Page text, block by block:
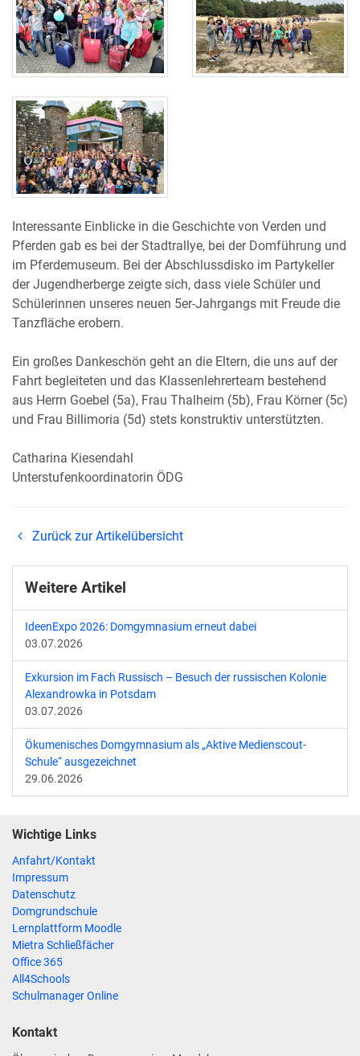
Interessante Einblicke in die Geschichte von Verden und
Pferden gab es bei der Stadtrallye, bei der Domführung und
im Pferdemuseum. Bei der Abschlussdisko im Partykeller
der Jugendherberge zeigte sich, dass viele Schüler und
Schülerinnen unseres neuen 5er-Jahrgangs mit Freude die
Tanzfläche erobern.
Ein großes Dankeschön geht an die Eltern, die uns auf der
Fahrt begleiteten und das Klassenlehrerteam bestehend
aus Herrn Goebel (5a), Frau Thalheim (5b), Frau Körner (5c)
und Frau Billimoria (5d) stets konstruktiv unterstützten.
Catharina Kiesendahl
Unterstufenkoordinatorin ÖDG
Zurück zur Artikelübersicht
Weitere Artikel
IdeenExpo 2026: Domgymnasium erneut dabei
03.07.2026
Exkursion im Fach Russisch – Besuch der russischen Kolonie
Alexandrowka in Potsdam
03.07.2026
Ökumenisches Domgymnasium als „Aktive Medienscout-
Schule“ ausgezeichnet
29.06.2026
Wichtige Links
Anfahrt/Kontakt
Impressum
Datenschutz
Domgrundschule
Lernplattform Moodle
Mietra Schließfächer
Office 365
All4Schools
Schulmanager Online
Kontakt